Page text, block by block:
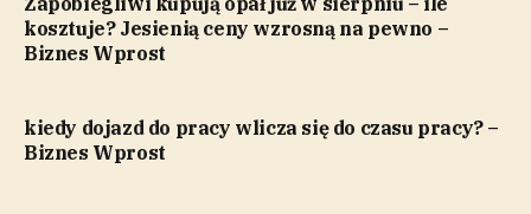
kosztuje? Jesienią ceny wzrosną na pewno –
Biznes Wprost
kiedy dojazd do pracy wlicza się do czasu pracy? –
Biznes Wprost